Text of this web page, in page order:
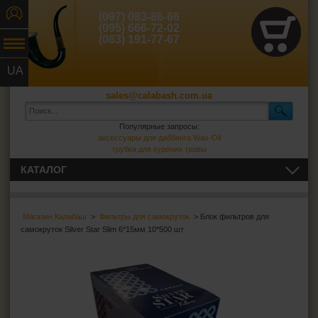
UA
(097) 083-86-66
(095) 666-72-02
(063) 191-77-67
sales@calabash.com.ua
Популярные запросы:
аксессуары для даббинга Wax-Oil
трубка для курения травы
Магазин Калабаш > Фильтры для самокруток > Блок фильтров для
самокруток Silver Star Slim 6*15мм 10*500 шт
КАТАЛОГ
СИГАРЫ, СИГАРИЛЛЫ И ВСЁ ДЛЯ НИХ
Сигаретная бумага
Фильтры для самокруток